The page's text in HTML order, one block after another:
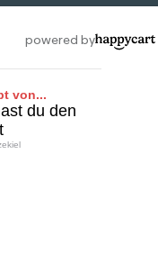
von...
du den